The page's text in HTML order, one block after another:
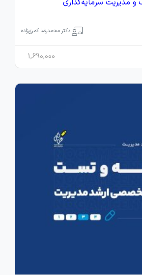
مدیریت سرمایه‌گذاری
دکتر محمدرضا کمری‌زاده
1,690,000